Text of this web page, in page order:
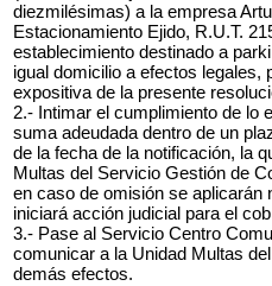
diezmilésimas) a la empresa
Estacionamiento Ejido, R.U.T.
establecimiento destinado a
igual domicilio a efectos legales,
expositiva de la presente
2.- Intimar el cumplimiento de lo
suma adeudada dentro de un
de la fecha de la notificación, la
Multas del Servicio Gestión de
en caso de omisión se
iniciará acción judicial para el
3.- Pase al Servicio Centro
comunicar a la Unidad Multas
demás efectos.